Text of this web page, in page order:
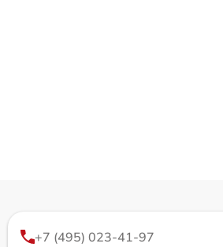
+7 (495) 023-41-97